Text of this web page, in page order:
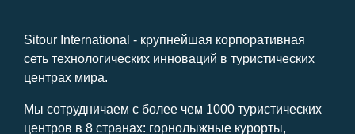
Sitour International - крупнейшая корпоративная
сеть технологических инноваций в туристических
центрах мира.
Мы сотрудничаем с более чем 1000 туристических
центров в 8 странах: горнолыжные курорты,